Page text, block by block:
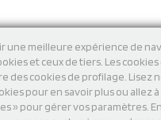
une meilleure expérience de
et ceux de tiers. Les
des cookies de profilage. Lisez
pour en savoir plus ou allez
» pour gérer vos paramètres.